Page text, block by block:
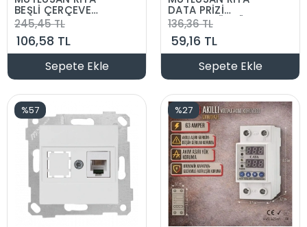
BEŞLİ ÇERÇEVE
YATAY
245,45 TL
106,58 TL
Sepete Ekle
DATA PRİZİ
KONNEKTÖRSÜZ
136,36 TL
59,16 TL
Sepete Ekle
%57 %27